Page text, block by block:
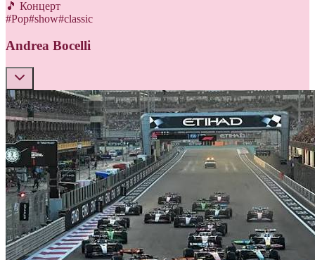
🎵 Концерт
#Pop#show#classic
Andrea Bocelli